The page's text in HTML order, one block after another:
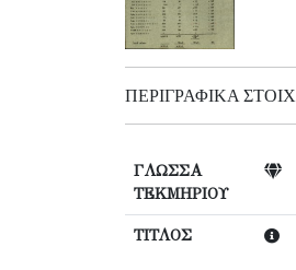
ΠΕΡΙΓΡΑΦΙΚΆ
ΓΛΩΣΣΑ
ΤΕΚΜΗΡΙΟΥ
ΤΙΤΛΟΣ